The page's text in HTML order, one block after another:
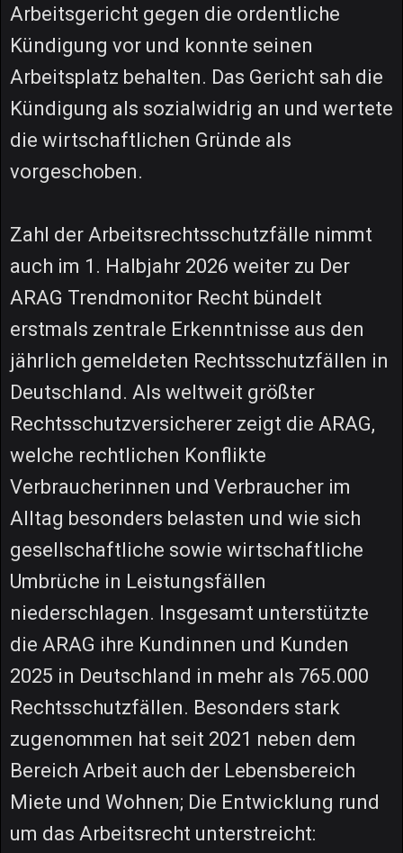
Arbeitsgericht gegen die ordentliche
Kündigung vor und konnte seinen
Arbeitsplatz behalten. Das Gericht sah die
Kündigung als sozialwidrig an und wertete
die wirtschaftlichen Gründe als
vorgeschoben.
Zahl der Arbeitsrechtsschutzfälle nimmt
auch im 1. Halbjahr 2026 weiter zu Der
ARAG Trendmonitor Recht bündelt
erstmals zentrale Erkenntnisse aus den
jährlich gemeldeten Rechtsschutzfällen in
Deutschland. Als weltweit größter
Rechtsschutzversicherer zeigt die ARAG,
welche rechtlichen Konflikte
Verbraucherinnen und Verbraucher im
Alltag besonders belasten und wie sich
gesellschaftliche sowie wirtschaftliche
Umbrüche in Leistungsfällen
niederschlagen. Insgesamt unterstützte
die ARAG ihre Kundinnen und Kunden
2025 in Deutschland in mehr als 765.000
Rechtsschutzfällen. Besonders stark
zugenommen hat seit 2021 neben dem
Bereich Arbeit auch der Lebensbereich
Miete und Wohnen; Die Entwicklung rund
um das Arbeitsrecht unterstreicht: